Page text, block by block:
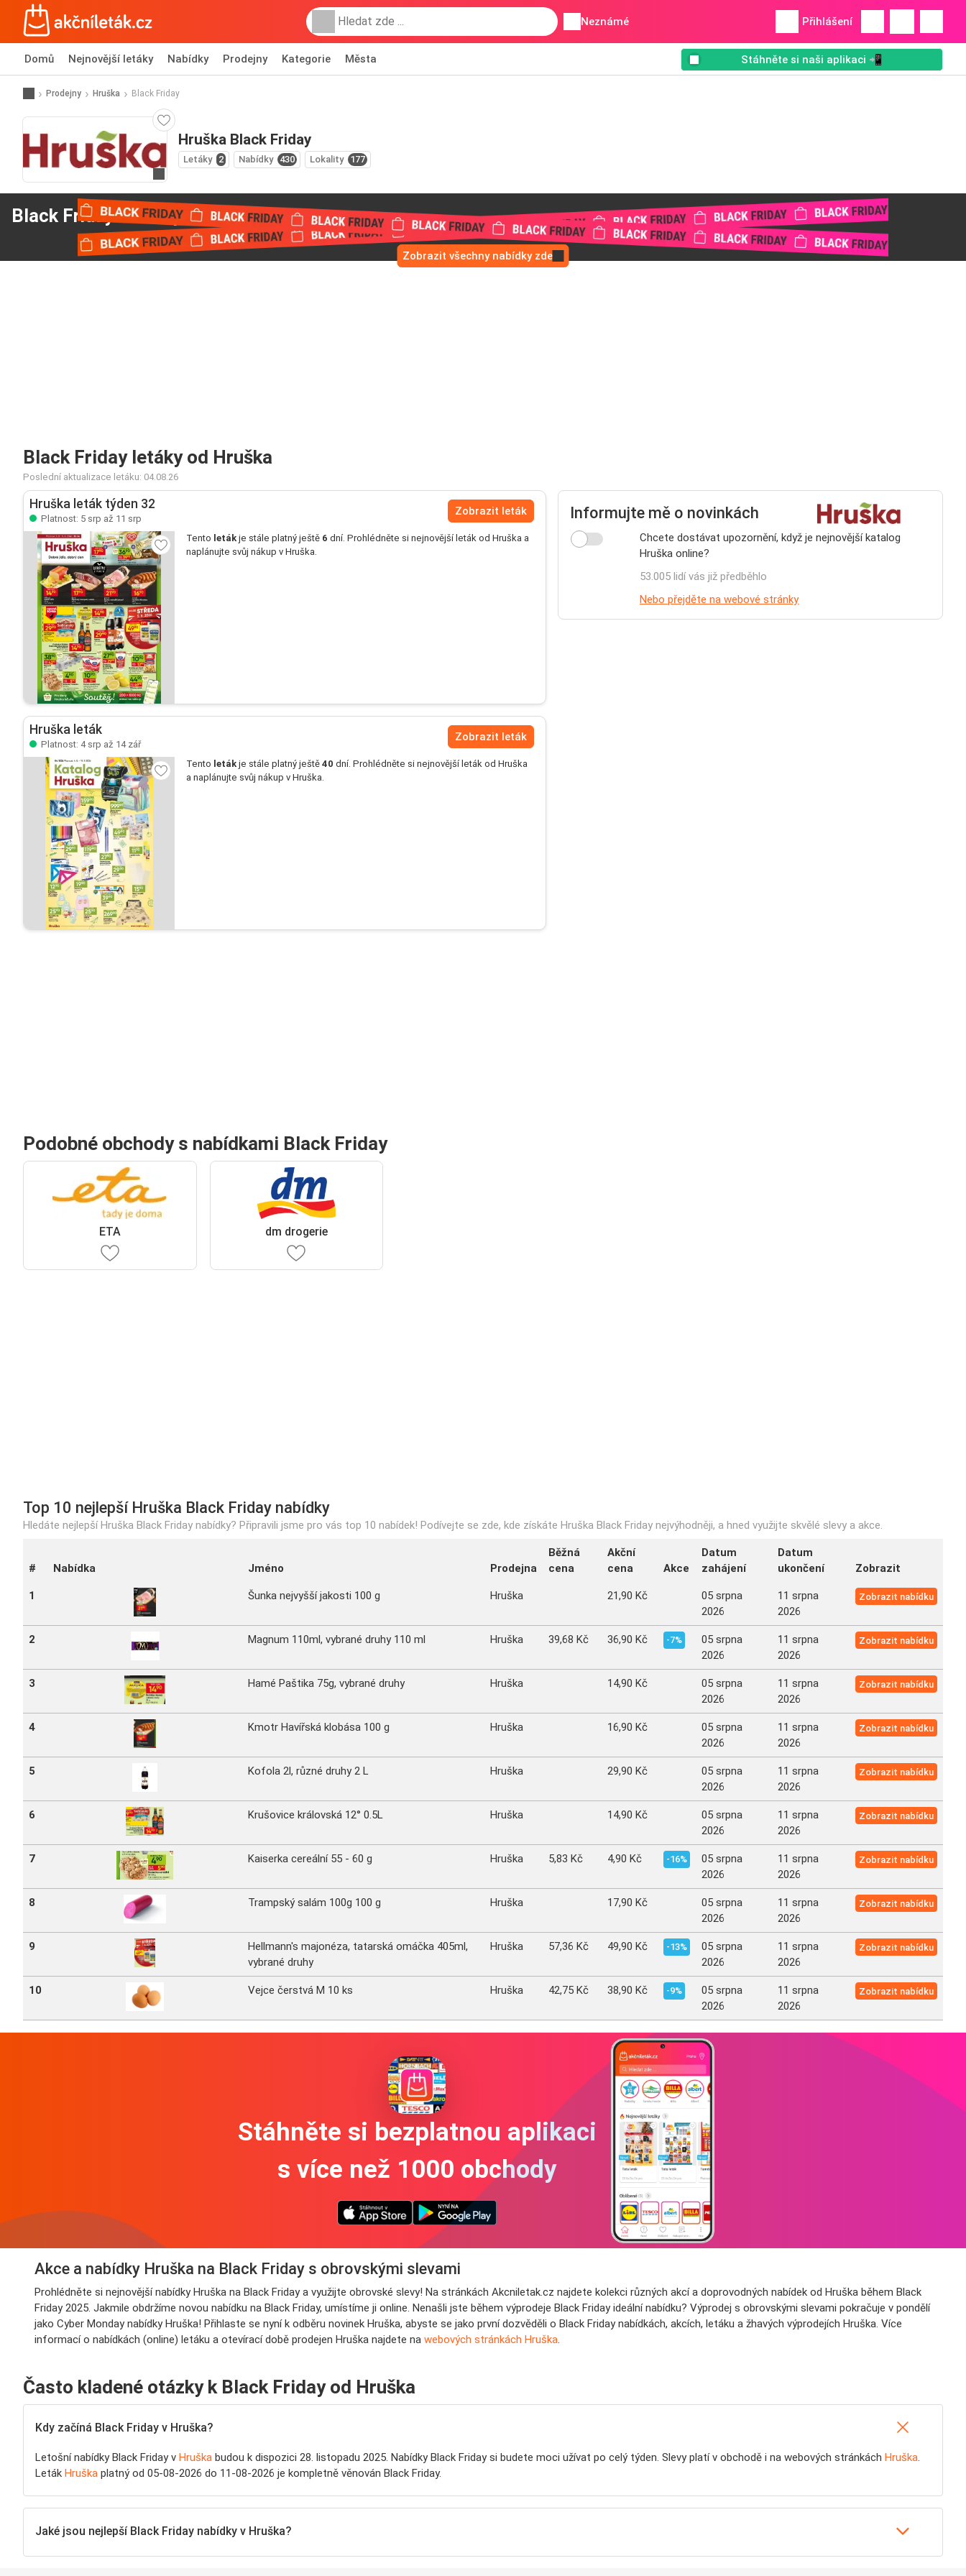
Neznámé Přihlášení
Domů Nejnovější letáky Nabídky Prodejny Kategorie Města Stáhněte si naši aplikaci 📲
Prodejny Hruška Black Friday
Hruška Black Friday
Letáky 2 Nabídky 430 Lokality 177
Black Friday nabídky od Hruška
Zobrazit všechny nabídky zde
Black Friday letáky od Hruška
Poslední aktualizace letáku: 04.08.26
Hruška leták týden 32
Platnost: 5 srp až 11 srp
Zobrazit leták
Tento leták je stále platný ještě 6 dní. Prohlédněte si nejnovější leták od Hruška a
naplánujte svůj nákup v Hruška.
Hruška leták
Platnost: 4 srp až 14 zář
Zobrazit leták
Tento leták je stále platný ještě 40 dní. Prohlédněte si nejnovější leták od Hruška
a naplánujte svůj nákup v Hruška.
Informujte mě o novinkách
Chcete dostávat upozornění, když je nejnovější katalog
Hruška online?
53.005 lidí vás již předběhlo
Nebo přejděte na webové stránky
Podobné obchody s nabídkami Black Friday
ETA dm drogerie
Top 10 nejlepší Hruška Black Friday nabídky
Hledáte nejlepší Hruška Black Friday nabídky? Připravili jsme pro vás top 10 nabídek! Podívejte se zde, kde získáte Hruška Black Friday nejvýhodněji, a hned využijte skvělé slevy a akce.
# Nabídka Jméno Prodejna
Běžná
cena
Akční
cena
Akce
Datum
zahájení
Datum
ukončení
Zobrazit
1 Šunka nejvyšší jakosti 100 g Hruška 21,90 Kč
05 srpna
2026
11 srpna
2026
Zobrazit nabídku
2 Magnum 110ml, vybrané druhy 110 ml Hruška 39,68 Kč 36,90 Kč -7%
05 srpna
2026
11 srpna
2026
Zobrazit nabídku
3 Hamé Paštika 75g, vybrané druhy Hruška 14,90 Kč
05 srpna
2026
11 srpna
2026
Zobrazit nabídku
4 Kmotr Havířská klobása 100 g Hruška 16,90 Kč
05 srpna
2026
11 srpna
2026
Zobrazit nabídku
5 Kofola 2l, různé druhy 2 L Hruška 29,90 Kč
05 srpna
2026
11 srpna
2026
Zobrazit nabídku
6 Krušovice královská 12° 0.5L Hruška 14,90 Kč
05 srpna
2026
11 srpna
2026
Zobrazit nabídku
7 Kaiserka cereální 55 - 60 g Hruška 5,83 Kč 4,90 Kč -16%
05 srpna
2026
11 srpna
2026
Zobrazit nabídku
8 Trampský salám 100g 100 g Hruška 17,90 Kč
05 srpna
2026
11 srpna
2026
Zobrazit nabídku
9
Hellmann's majonéza, tatarská omáčka 405ml,
vybrané druhy
Hruška 57,36 Kč 49,90 Kč -13%
05 srpna
2026
11 srpna
2026
Zobrazit nabídku
10 Vejce čerstvá M 10 ks Hruška 42,75 Kč 38,90 Kč -9%
05 srpna
2026
11 srpna
2026
Zobrazit nabídku
Stáhněte si bezplatnou aplikaci
s více než 1000 obchody
Akce a nabídky Hruška na Black Friday s obrovskými slevami
Prohlédněte si nejnovější nabídky Hruška na Black Friday a využijte obrovské slevy! Na stránkách Akcniletak.cz najdete kolekci různých akcí a doprovodných nabídek od Hruška během Black
Friday 2025. Jakmile obdržíme novou nabídku na Black Friday, umístíme ji online. Nenašli jste během výprodeje Black Friday ideální nabídku? Výprodej s obrovskými slevami pokračuje v pondělí
jako Cyber Monday nabídky Hruška! Přihlaste se nyní k odběru novinek Hruška, abyste se jako první dozvěděli o Black Friday nabídkách, akcích, letáku a žhavých výprodejích Hruška. Více
informací o nabídkách (online) letáku a otevírací době prodejen Hruška najdete na webových stránkách Hruška.
Často kladené otázky k Black Friday od Hruška
Kdy začíná Black Friday v Hruška?
Letošní nabídky Black Friday v Hruška budou k dispozici 28. listopadu 2025. Nabídky Black Friday si budete moci užívat po celý týden. Slevy platí v obchodě i na webových stránkách Hruška.
Leták Hruška platný od 05-08-2026 do 11-08-2026 je kompletně věnován Black Friday.
Jaké jsou nejlepší Black Friday nabídky v Hruška?